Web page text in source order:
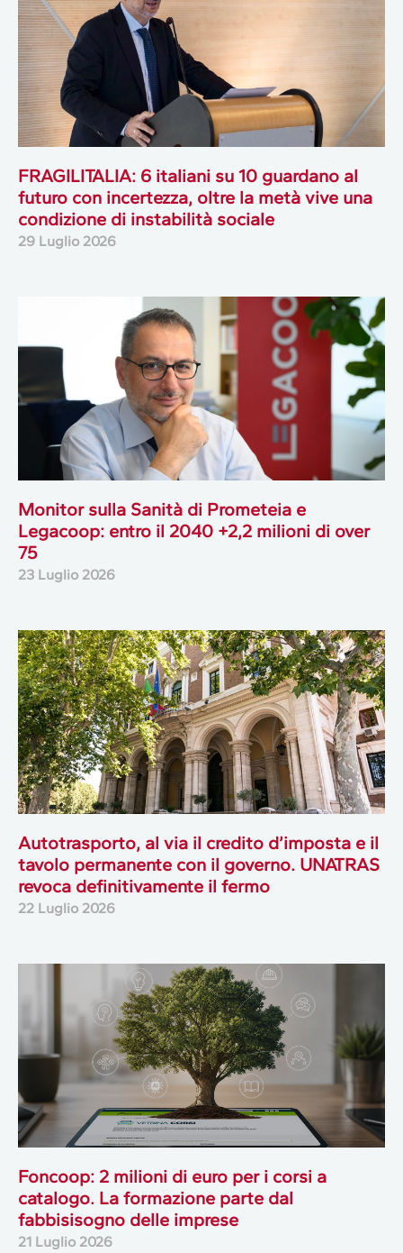
FRAGILITALIA: 6 italiani su 10 guardano al
futuro con incertezza, oltre la metà vive una
condizione di instabilità sociale
29 Luglio 2026
Monitor sulla Sanità di Prometeia e
Legacoop: entro il 2040 +2,2 milioni di over
75
23 Luglio 2026
Autotrasporto, al via il credito d’imposta e il
tavolo permanente con il governo. UNATRAS
revoca definitivamente il fermo
22 Luglio 2026
Foncoop: 2 milioni di euro per i corsi a
catalogo. La formazione parte dal
fabbisisogno delle imprese
21 Luglio 2026